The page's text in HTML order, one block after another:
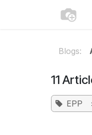
Blogs:
11
EPP